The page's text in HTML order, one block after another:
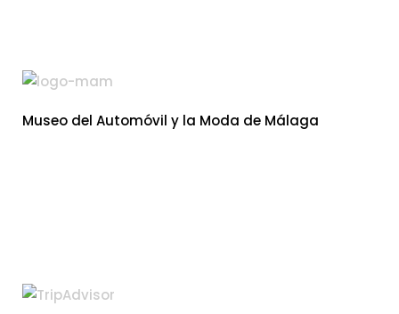
Museo del Automóvil y la Moda de Málaga